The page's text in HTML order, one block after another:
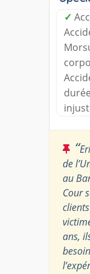
✓
durée
“
de
au
Cour
ans,